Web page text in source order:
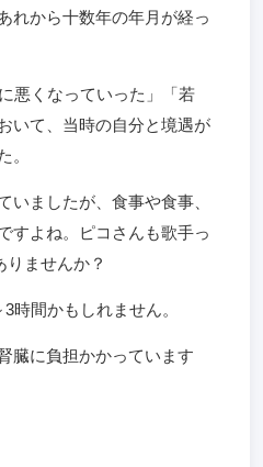
れから十数年の年月が経っ
悪くなっていった」「若
いて、当時の自分と境遇が
。
いましたが、食事や食事、
すよね。ピコさんも歌手っ
りませんか？
時間かもしれません。
臓に負担かかっています